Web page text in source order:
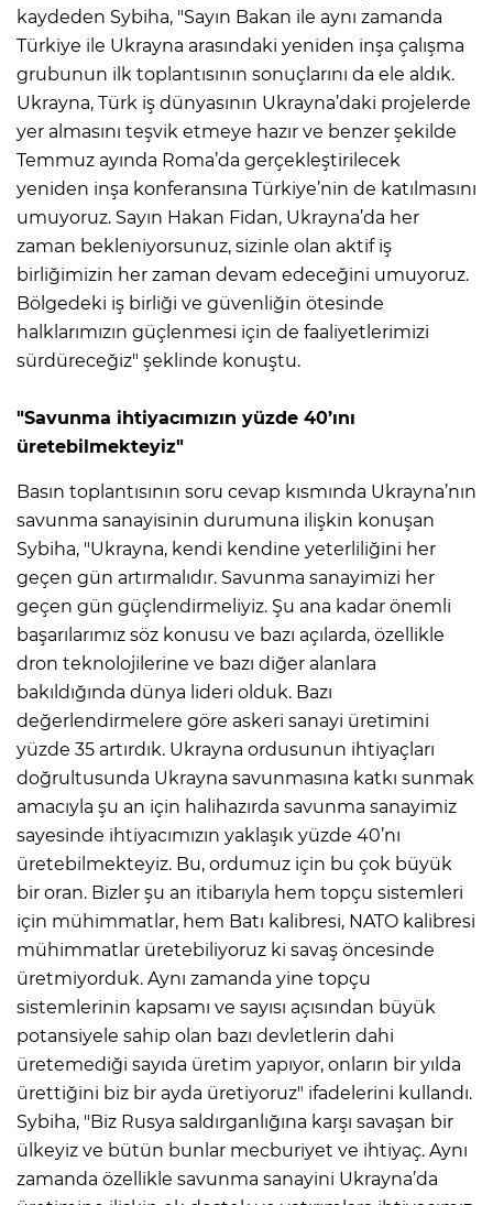
kaydeden Sybiha, "Sayın Bakan ile aynı zamanda
Türkiye ile Ukrayna arasındaki yeniden inşa çalışma
grubunun ilk toplantısının sonuçlarını da ele aldık.
Ukrayna, Türk iş dünyasının Ukrayna’daki projelerde
yer almasını teşvik etmeye hazır ve benzer şekilde
Temmuz ayında Roma’da gerçekleştirilecek
yeniden inşa konferansına Türkiye’nin de katılmasını
umuyoruz. Sayın Hakan Fidan, Ukrayna’da her
zaman bekleniyorsunuz, sizinle olan aktif iş
birliğimizin her zaman devam edeceğini umuyoruz.
Bölgedeki iş birliği ve güvenliğin ötesinde
halklarımızın güçlenmesi için de faaliyetlerimizi
sürdüreceğiz" şeklinde konuştu.
"Savunma ihtiyacımızın yüzde 40’ını
üretebilmekteyiz"
Basın toplantısının soru cevap kısmında Ukrayna’nın
savunma sanayisinin durumuna ilişkin konuşan
Sybiha, "Ukrayna, kendi kendine yeterliliğini her
geçen gün artırmalıdır. Savunma sanayimizi her
geçen gün güçlendirmeliyiz. Şu ana kadar önemli
başarılarımız söz konusu ve bazı açılarda, özellikle
dron teknolojilerine ve bazı diğer alanlara
bakıldığında dünya lideri olduk. Bazı
değerlendirmelere göre askeri sanayi üretimini
yüzde 35 artırdık. Ukrayna ordusunun ihtiyaçları
doğrultusunda Ukrayna savunmasına katkı sunmak
amacıyla şu an için halihazırda savunma sanayimiz
sayesinde ihtiyacımızın yaklaşık yüzde 40’nı
üretebilmekteyiz. Bu, ordumuz için bu çok büyük
bir oran. Bizler şu an itibarıyla hem topçu sistemleri
için mühimmatlar, hem Batı kalibresi, NATO kalibresi
mühimmatlar üretebiliyoruz ki savaş öncesinde
üretmiyorduk. Aynı zamanda yine topçu
sistemlerinin kapsamı ve sayısı açısından büyük
potansiyele sahip olan bazı devletlerin dahi
üretemediği sayıda üretim yapıyor, onların bir yılda
ürettiğini biz bir ayda üretiyoruz" ifadelerini kullandı.
Sybiha, "Biz Rusya saldırganlığına karşı savaşan bir
ülkeyiz ve bütün bunlar mecburiyet ve ihtiyaç. Aynı
zamanda özellikle savunma sanayini Ukrayna’da